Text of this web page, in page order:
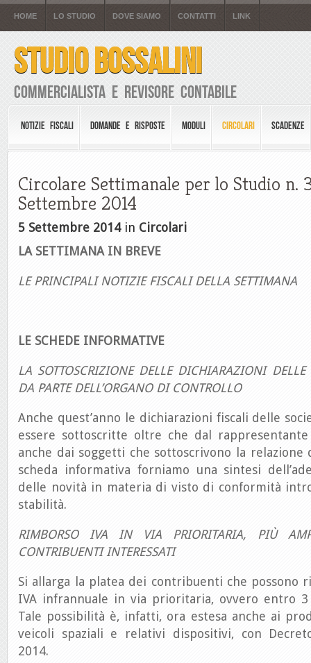
HOME LO STUDIO DOVE SIAMO CONTATTI LINK
STUDIO BOSSALINI
Commercialista e Revisore Contabile
NOTIZIE FISCALI DOMANDE E RISPOSTE MODULI CIRCOLARI SCADENZE
Circolare Settimanale per lo Studio n.
Settembre 2014
5 Settembre 2014in Circolari
LA SETTIMANA IN BREVE
LE PRINCIPALI NOTIZIE FISCALI DELLA SETTIMANA
LE SCHEDE INFORMATIVE
LA SOTTOSCRIZIONE DELLE DICHIARAZIONI
DA PARTE DELL’ORGANO DI CONTROLLO
Anche quest’anno le dichiarazioni fiscali delle
essere sottoscritte oltre che dal
anche dai soggetti che sottoscrivono la relazione
scheda informativa forniamo una sintesi
delle novità in materia di visto di conformità
stabilità.
RIMBORSO IVA IN VIA PRIORITARIA, PIÙ
CONTRIBUENTI INTERESSATI
Si allarga la platea dei contribuenti che possono
IVA infrannuale in via prioritaria, ovvero entro
Tale possibilità è, infatti, ora estesa anche ai
veicoli spaziali e relativi dispositivi, con
2014.